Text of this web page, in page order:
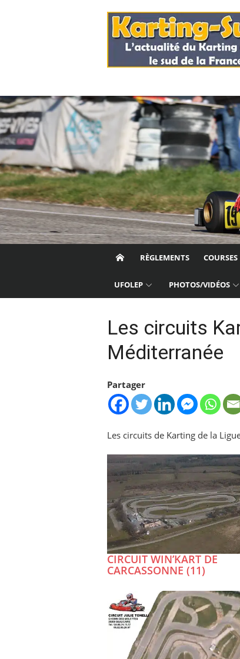
RÈGLEMENTS COURSES
UFOLEP PHOTOS/VIDÉOS
Les circuits
Méditerranée
Partager
Les circuits de Karting de la
CIRCUIT WIN’KART DE
CARCASSONNE (11)